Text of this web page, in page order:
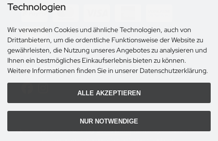
Social Media
Alle Preise inkl. gesetzl. MwSt. zzgl.Versandkosten. Die durchgestrichenen Preise
Technologien
Wir verwenden Cookies und ähnliche Technologien, auch von
Drittanbietern, um die ordentliche Funktionsweise der Website zu
gewährleisten, die Nutzung unseres Angebotes zu analysieren und
Ihnen ein bestmögliches Einkaufserlebnis bieten zu können.
Weitere Informationen finden Sie in unserer Datenschutzerklärung.
ALLE AKZEPTIEREN
NUR NOTWENDIGE